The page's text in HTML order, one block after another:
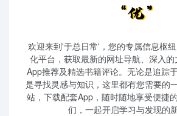
欢迎来到'于总日常'，您的专属信息枢
化平台，获取最新的网址导航、深入
App推荐及精选书籍评论。无论是追踪
是寻找灵感与知识，这里都有您需要的
站，下载配套App，随时随地享受便捷
们，一起开启学习与发现的